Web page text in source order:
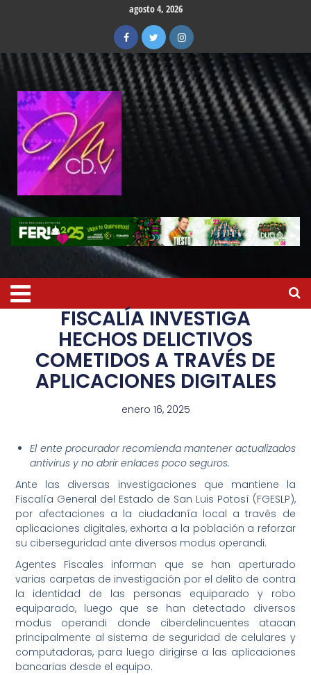
agosto 4, 2026
FISCALÍA INVESTIGA
HECHOS DELICTIVOS
COMETIDOS A TRAVÉS DE
APLICACIONES DIGITALES
enero 16, 2025
El ente procurador recomienda mantener actualizados
antivirus y no abrir enlaces poco seguros.
Ante las diversas investigaciones que mantiene la
Fiscalía General del Estado de San Luis Potosí (FGESLP),
por afectaciones a la ciudadanía local a través de
aplicaciones digitales, exhorta a la población a reforzar
su ciberseguridad ante diversos modus operandi.
Agentes Fiscales informan que se han aperturado
varias carpetas de investigación por el delito de contra
la identidad de las personas equiparado y robo
equiparado, luego que se han detectado diversos
modus operandi donde ciberdelincuentes atacan
principalmente al sistema de seguridad de celulares y
computadoras, para luego dirigirse a las aplicaciones
bancarias desde el equipo.